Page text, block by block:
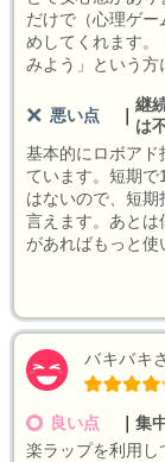
だけで（心理ゲ
めしてくれます。
みよう」という方
悪い点
継
は
基本的にロボアド
ています。短期
はないので、短期
言えます。あとは
があればもっと使
バキバキ
良い点
集
楽ラップを利用し